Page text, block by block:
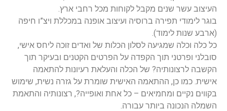
העיצוב עשר שנים מקבל לקוחות מכל רחבי ארץ.
בוגר לימודי תפירה ברוסיה ועיצוב אופנה במכללת ויצ”ו חיפה
(ארבע שנות לימוד).
כל כלה וכלה שמגיעה לסלון הכלות של ואדים זוכה ליחס אישי,
סובלני ופרטני תוך הקפדה על הפרטים הקטנים ובעיקר תוך
הקשבה לרצונותיה? של הכלה והעלאת רעיונות להתאמה
אישית. כמו כן, ההתאמה האישית שומרת על גזרה נשית, שימוש
בקווים נקיים ומחמיאים – כל אחת ואופייה?, רצונותיה והתאמת
השמלה הנכונה ביותר עבורה.